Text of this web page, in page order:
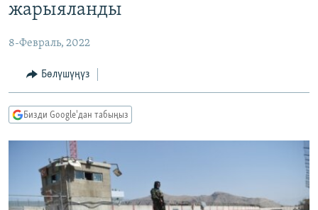
МАДАНИЯТ
ТВ ПРОГРАММАЛАР
БҮГҮН АЗАТТЫКТА
ДАНИСТЕ
ЭЖЕ-СИҢДИЛЕР
АЗАТТЫК+
ПОДКАСТ
Русский
ОНЛАЙН ШЕРИНЕ
жарыяланды
8-Февраль, 2022
Бөлүшүңүз
Бизди Google'дан табыңыз